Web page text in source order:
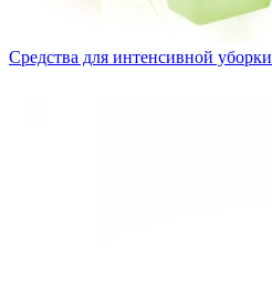
Средства для интенсивной уборки